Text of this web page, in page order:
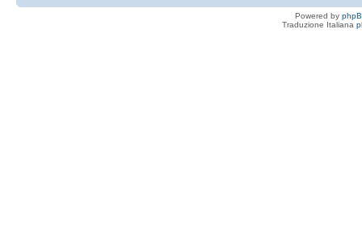
Powered by
Traduzione Italiana